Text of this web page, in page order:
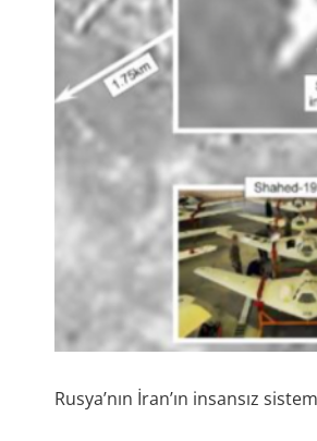
Rusya’nın İran’ın insansız